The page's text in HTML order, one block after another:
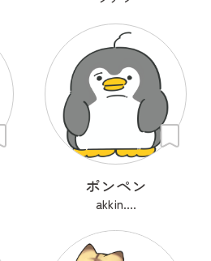
ポンペン
akkin....